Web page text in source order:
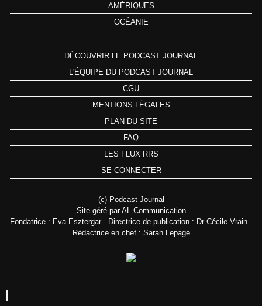
AMÉRIQUES
OCÉANIE
DÉCOUVRIR LE PODCAST JOURNAL
L'ÉQUIPE DU PODCAST JOURNAL
CGU
MENTIONS LÉGALES
PLAN DU SITE
FAQ
LES FLUX RRS
SE CONNECTER
(c) Podcast Journal
Site géré par AL Communication
Fondatrice : Eva Esztergar - Directrice de publication : Dr Cécile Vrain -
Rédactrice en chef : Sarah Lepage